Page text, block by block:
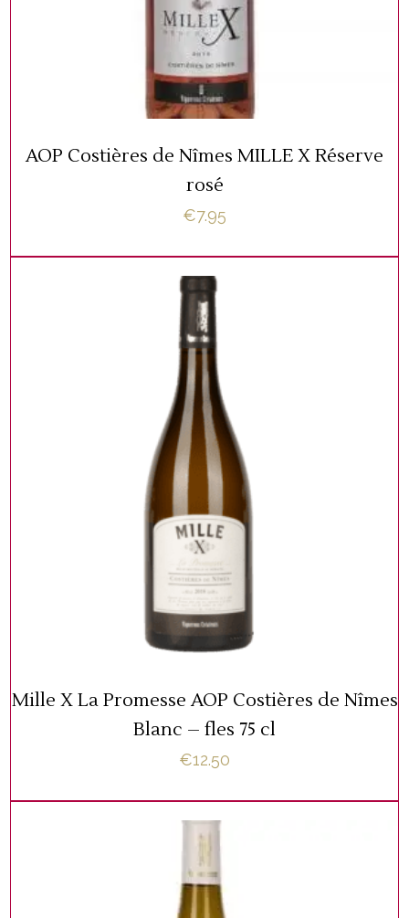
TOEVOEGEN AAN WINKELWAGEN
AOP Costières de Nîmes MILLE X Réserve
rosé
€7.95
WIJNFLESSEN
TOEVOEGEN AAN WINKELWAGEN
Mille X La Promesse AOP Costières de Nîmes
Blanc – fles 75 cl
€12.50